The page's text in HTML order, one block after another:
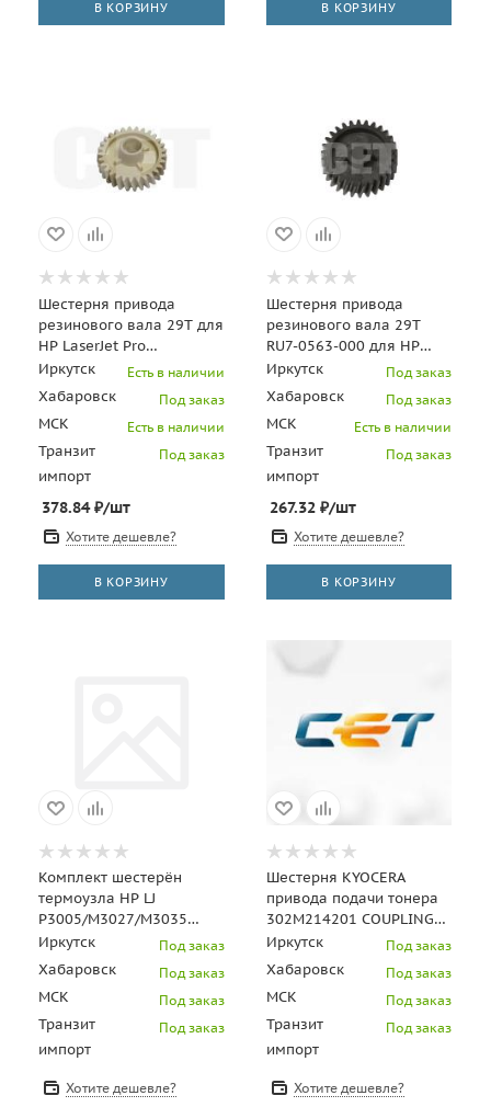
В КОРЗИНУ В КОРЗИНУ
Шестерня привода
резинового вала 29T для
HP LaserJet Pro
M402/403/M426/427
(CET), CET3109
Иркутск Есть в наличии
Хабаровск Под заказ
МСК Есть в наличии
Транзит
импорт
Под заказ
378.84₽/шт
Хотите дешевле?
В КОРЗИНУ
Шестерня привода
резинового вала 29T
RU7-0563-000 для HP
LaserJet Enterprise
M806/M830 (CET), CET277
Иркутск Под заказ
Хабаровск Под заказ
МСК Есть в наличии
Транзит
импорт
Под заказ
267.32₽/шт
Хотите дешевле?
В КОРЗИНУ
Комплект шестерён
термоузла HP LJ
P3005/M3027/M3035
(RU5-0956+RU5-
0957+RU5-0958+RU5-
0959) (CB414-679
Иркутск Под заказ
Хабаровск Под заказ
МСК Под заказ
Транзит
импорт
Под заказ
Хотите дешевле?
Шестерня KYOCERA
привода подачи тонера
302M214201 COUPLING
DLP
Иркутск Под заказ
Хабаровск Под заказ
МСК Под заказ
Транзит
импорт
Под заказ
Хотите дешевле?